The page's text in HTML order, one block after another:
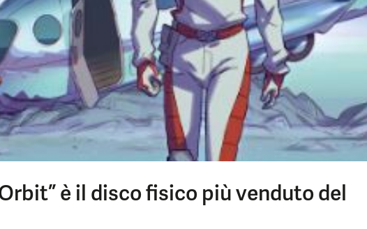
è il disco fisico più venduto del